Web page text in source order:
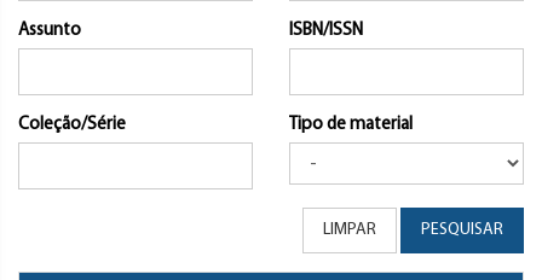
Assunto ISBN/ISSN
Coleção/Série Tipo de material
LIMPAR PESQUISAR